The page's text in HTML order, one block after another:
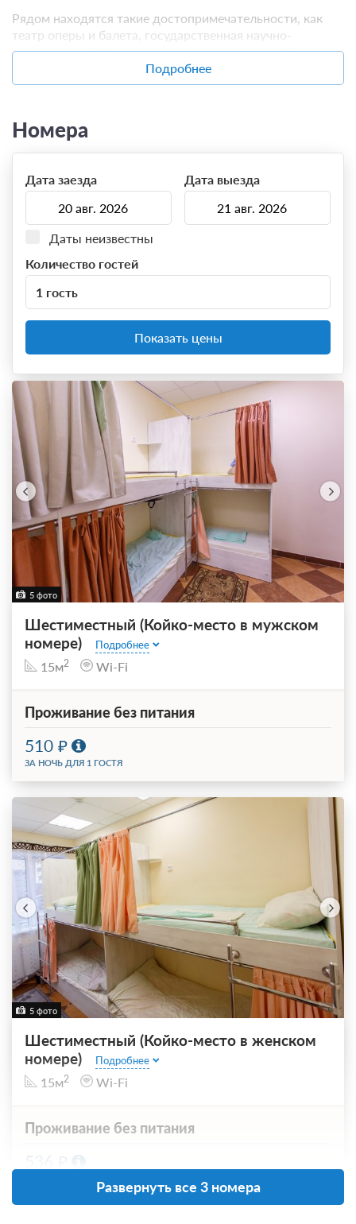
Рядом находятся такие достопримечательности, как
театр оперы и балета, государственная научно-
техническая библиотека, стадион и монумент Славы.
С детьми можно посетить цирк и зоопарк или
совершить пешие прогулки в парке. Недалеко
города.
Подробнее
Номера
Дата заезда Дата выезда
Даты неизвестны
Количество гостей
1 гость
Показать цены
5 фото
Шестиместный (Койко-место в мужском
номере)
Подробнее
15м2 Wi-Fi
Проживание без питания
510
ЗА НОЧЬ ДЛЯ 1 ГОСТЯ
5 фото
Шестиместный (Койко-место в женском
номере)
Подробнее
15м2 Wi-Fi
Проживание без питания
536
Развернуть все 3 номера